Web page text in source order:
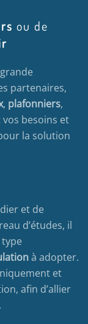
ou de
partenaires,
, plafonniers,
vos besoins et
la solution
et de
d’études, il
à adopter.
et
afin d’allier
.